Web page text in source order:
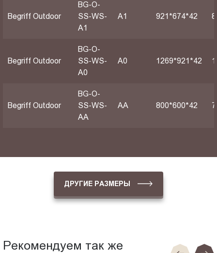
Begriff Outdoor
BG-O-
SS-WS-
A1
A1 921*674*42
Begriff Outdoor
BG-O-
SS-WS-
A0
А0 1269*921*42
Begriff Outdoor
BG-O-
SS-WS-
AA
АА 800*600*42
ДРУГИЕ РАЗМЕРЫ
Рекомендуем так же